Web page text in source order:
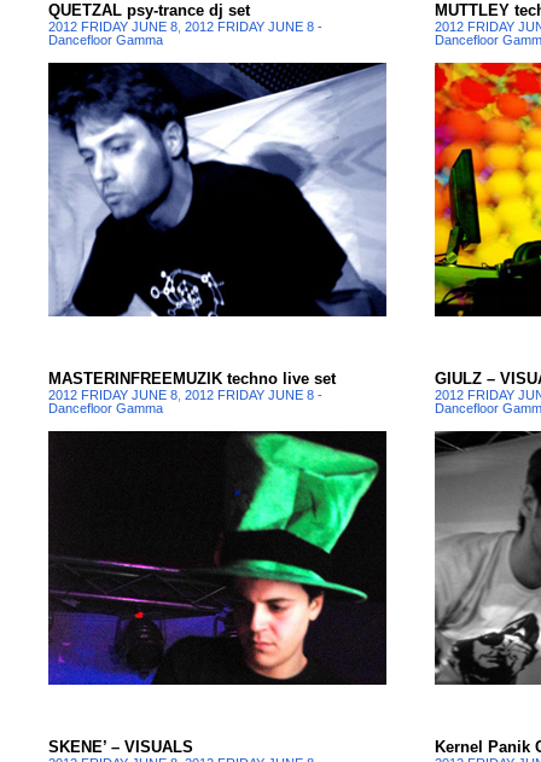
QUETZAL psy-trance dj set
2012 FRIDAY JUNE 8 2012 FRIDAY JUNE 8 -
Dancefloor Gamma
MUTTLEY
2012 FRIDAY
Dancefloor
MASTERINFREEMUZIK techno live set
2012 FRIDAY JUNE 8 2012 FRIDAY JUNE 8 -
Dancefloor Gamma
GIULZ –
2012 FRIDAY
Dancefloor
SKENE’ – VISUALS Kernel Panik